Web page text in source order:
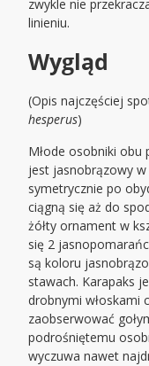
zwykle nie
linieniu.
Wygląd
(Opis najczęściej
hesperus)
Młode osobniki obu
jest jasnobrązowy w
symetrycznie po
ciągną się aż do
żółty ornament w
się 2
są koloru
stawach. Karapaks
drobnymi włoskami
zaobserwować
podrośniętemu
wyczuwa nawet